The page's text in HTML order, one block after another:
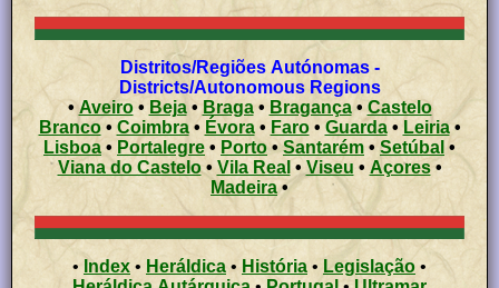
Distritos/Regiões Autónomas -
Districts/Autonomous Regions
•Aveiro• Beja• Braga• Bragança• Castelo
Branco• Coimbra• Évora• Faro• Guarda• Leiria•
Lisboa • Portalegre • Porto •Santarém • Setúbal •
Viana do Castelo•Vila Real • Viseu • Açores •
Madeira •
• Index • Heráldica • História • Legislação •